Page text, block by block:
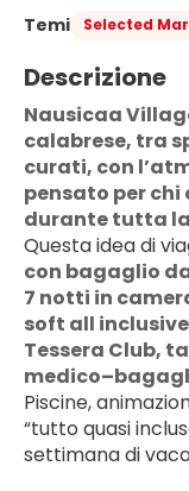
Temi
Selected
Descrizione
Nausicaa
calabrese, tra
curati, con
pensato per
durante tutta
Questa idea di
con bagaglio
7 notti in
soft all
Tessera Club,
Piscine,
“tutto quasi
settimana di